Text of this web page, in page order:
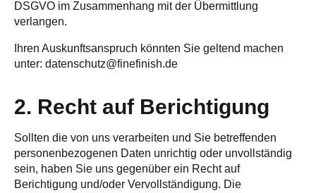
DSGVO im Zusammenhang mit der Übermittlung
verlangen.
Ihren Auskunftsanspruch könnten Sie geltend machen
unter: datenschutz@finefinish.de
2. Recht auf Berichtigung
Sollten die von uns verarbeiten und Sie betreffenden
personenbezogenen Daten unrichtig oder unvollständig
sein, haben Sie uns gegenüber ein Recht auf
Berichtigung und/oder Vervollständigung. Die